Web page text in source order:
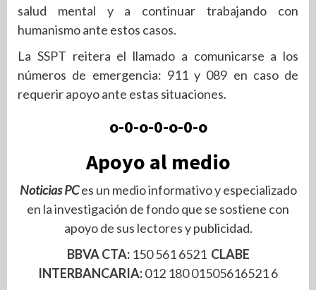
salud mental y a continuar trabajando con
humanismo ante estos casos.
La SSPT reitera el llamado a comunicarse a los
números de emergencia: 911 y 089 en caso de
requerir apoyo ante estas situaciones.
o-0-o-0-o-0-o
Apoyo al medio
Noticias PCes un medio informativo y especializado
en la investigación de fondo que se sostiene con
apoyo de sus lectores y publicidad.
BBVA CTA: 150 561 6521 CLABE
INTERBANCARIA:012 180 01505616521 6